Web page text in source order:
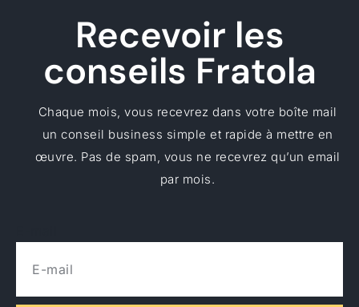
Recevoir les
conseils Fratola
Chaque mois, vous recevrez dans votre boîte mail
un conseil business simple et rapide à mettre en
œuvre. Pas de spam, vous ne recevrez qu’un email
par mois.